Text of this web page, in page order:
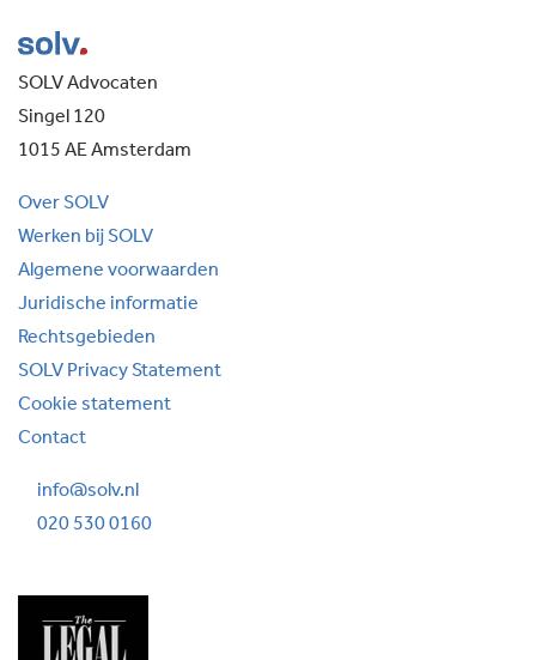
SOLV Advocaten
Singel 120
1015 AE Amsterdam
Over SOLV
Werken bij SOLV
Algemene voorwaarden
Juridische informatie
Rechtsgebieden
SOLV Privacy Statement
Cookie statement
Contact
info@solv.nl
020 530 0160